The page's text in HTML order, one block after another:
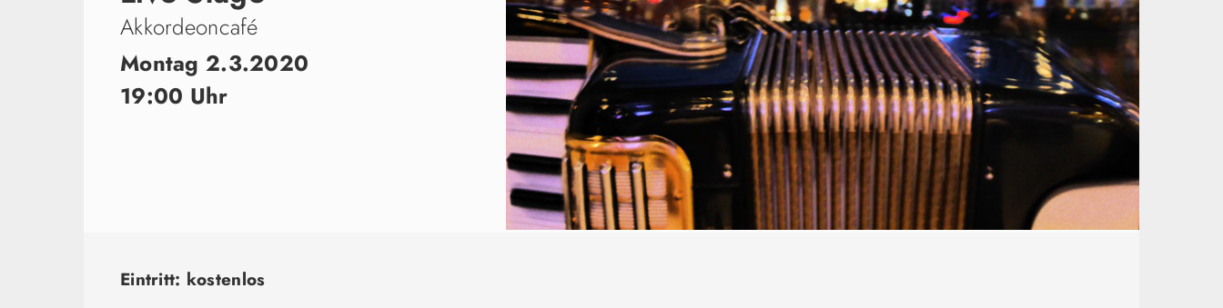
Akkordeoncafé
Montag 2.3.2020
19:00 Uhr
Eintritt: kostenlos